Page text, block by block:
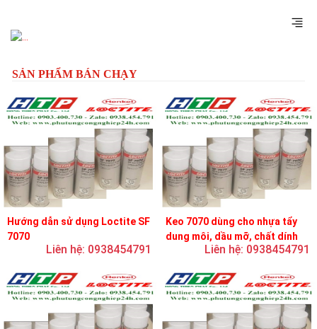
SẢN PHẨM BÁN CHẠY
Hướng dẫn sử dụng Loctite SF
7070
Liên hệ: 0938454791
Keo 7070 dùng cho nhựa tẩy
dung môi, dầu mỡ, chất dính
và chất bôi trơnLiên hệ: 0938454791